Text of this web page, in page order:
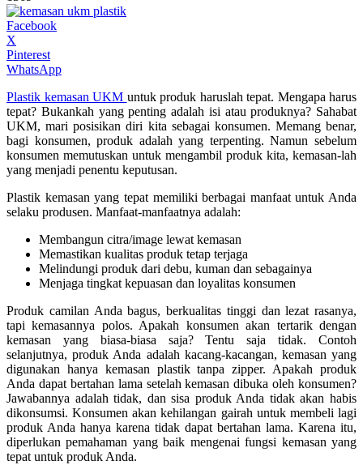
Facebook
X
Pinterest
WhatsApp
Plastik kemasan UKM untuk produk haruslah tepat. Mengapa harus
tepat? Bukankah yang penting adalah isi atau produknya? Sahabat
UKM, mari posisikan diri kita sebagai konsumen. Memang benar,
bagi konsumen, produk adalah yang terpenting. Namun sebelum
konsumen memutuskan untuk mengambil produk kita, kemasan-lah
yang menjadi penentu keputusan.
Plastik kemasan yang tepat memiliki berbagai manfaat untuk Anda
selaku produsen. Manfaat-manfaatnya adalah:
Membangun citra/image lewat kemasan
Memastikan kualitas produk tetap terjaga
Melindungi produk dari debu, kuman dan sebagainya
Menjaga tingkat kepuasan dan loyalitas konsumen
Produk camilan Anda bagus, berkualitas tinggi dan lezat rasanya,
tapi kemasannya polos. Apakah konsumen akan tertarik dengan
kemasan yang biasa-biasa saja? Tentu saja tidak. Contoh
selanjutnya, produk Anda adalah kacang-kacangan, kemasan yang
digunakan hanya kemasan plastik tanpa zipper. Apakah produk
Anda dapat bertahan lama setelah kemasan dibuka oleh konsumen?
Jawabannya adalah tidak, dan sisa produk Anda tidak akan habis
dikonsumsi. Konsumen akan kehilangan gairah untuk membeli lagi
produk Anda hanya karena tidak dapat bertahan lama. Karena itu,
diperlukan pemahaman yang baik mengenai fungsi kemasan yang
tepat untuk produk Anda.